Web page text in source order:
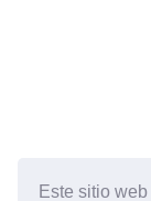
Este sitio